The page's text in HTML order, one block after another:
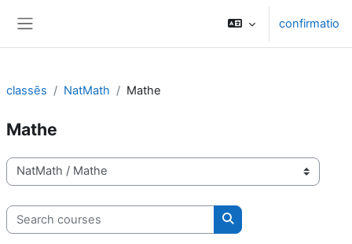
confirmatio
classēs NatMath Mathe
Mathe
categoriae classis
Search courses
Search courses